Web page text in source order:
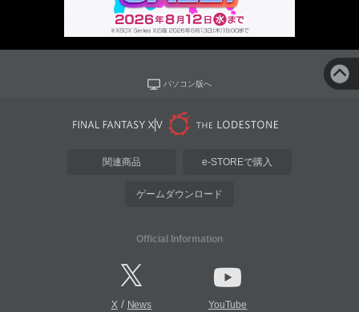
パソコン版へ
関連商品 e-STOREで購入
ゲームダウンロード
Official Information
X/ News YouTube